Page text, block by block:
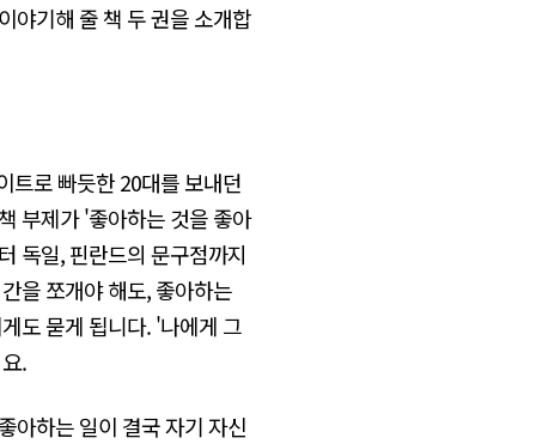
야기해 줄 책 두 권을 소개합
트로 빠듯한 20대를 보내던
부제가 '좋아하는 것을 좋아
독일, 핀란드의 문구점까지
을 쪼개야 해도, 좋아하는
도 묻게 됩니다. '나에게 그
.
아하는 일이 결국 자기 자신